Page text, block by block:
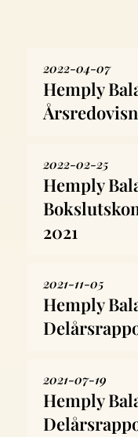
2022-04-07
Hemply
2022-02-25
Hemply
2021
2021-11-05
Hemply
2021-07-19
Hemply